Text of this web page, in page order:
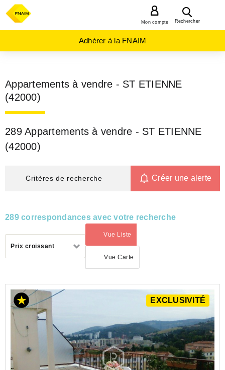
Rechercher
Mon compte
Adhérer à la FNAIM
Appartements à vendre - ST ETIENNE
(42000)
289 Appartements à vendre - ST ETIENNE
(42000)
Critères de recherche Créer une alerte
289 correspondances avec votre recherche
Prix croissant
Vue Liste
(activé)
Vue Carte
ACHAT
APPARTEMENT
AUVERGNE-
RHÔNE-
ALPES
ETIENNE
(42000)
EXCLUSIVITÉ